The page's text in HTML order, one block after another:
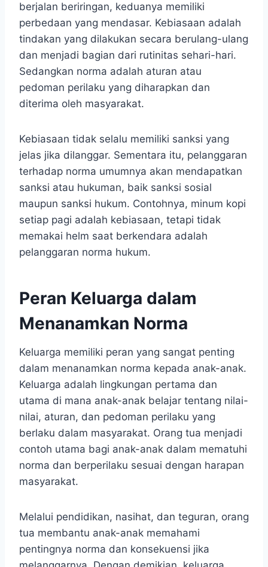
berjalan beriringan, keduanya memiliki
perbedaan yang mendasar. Kebiasaan adalah
tindakan yang dilakukan secara berulang-ulang
dan menjadi bagian dari rutinitas sehari-hari.
Sedangkan norma adalah aturan atau
pedoman perilaku yang diharapkan dan
diterima oleh masyarakat.
Kebiasaan tidak selalu memiliki sanksi yang
jelas jika dilanggar. Sementara itu, pelanggaran
terhadap norma umumnya akan mendapatkan
sanksi atau hukuman, baik sanksi sosial
maupun sanksi hukum. Contohnya, minum kopi
setiap pagi adalah kebiasaan, tetapi tidak
memakai helm saat berkendara adalah
pelanggaran norma hukum.
Peran Keluarga dalam
Menanamkan Norma
Keluarga memiliki peran yang sangat penting
dalam menanamkan norma kepada anak-anak.
Keluarga adalah lingkungan pertama dan
utama di mana anak-anak belajar tentang nilai-
nilai, aturan, dan pedoman perilaku yang
berlaku dalam masyarakat. Orang tua menjadi
contoh utama bagi anak-anak dalam mematuhi
norma dan berperilaku sesuai dengan harapan
masyarakat.
Melalui pendidikan, nasihat, dan teguran, orang
tua membantu anak-anak memahami
pentingnya norma dan konsekuensi jika